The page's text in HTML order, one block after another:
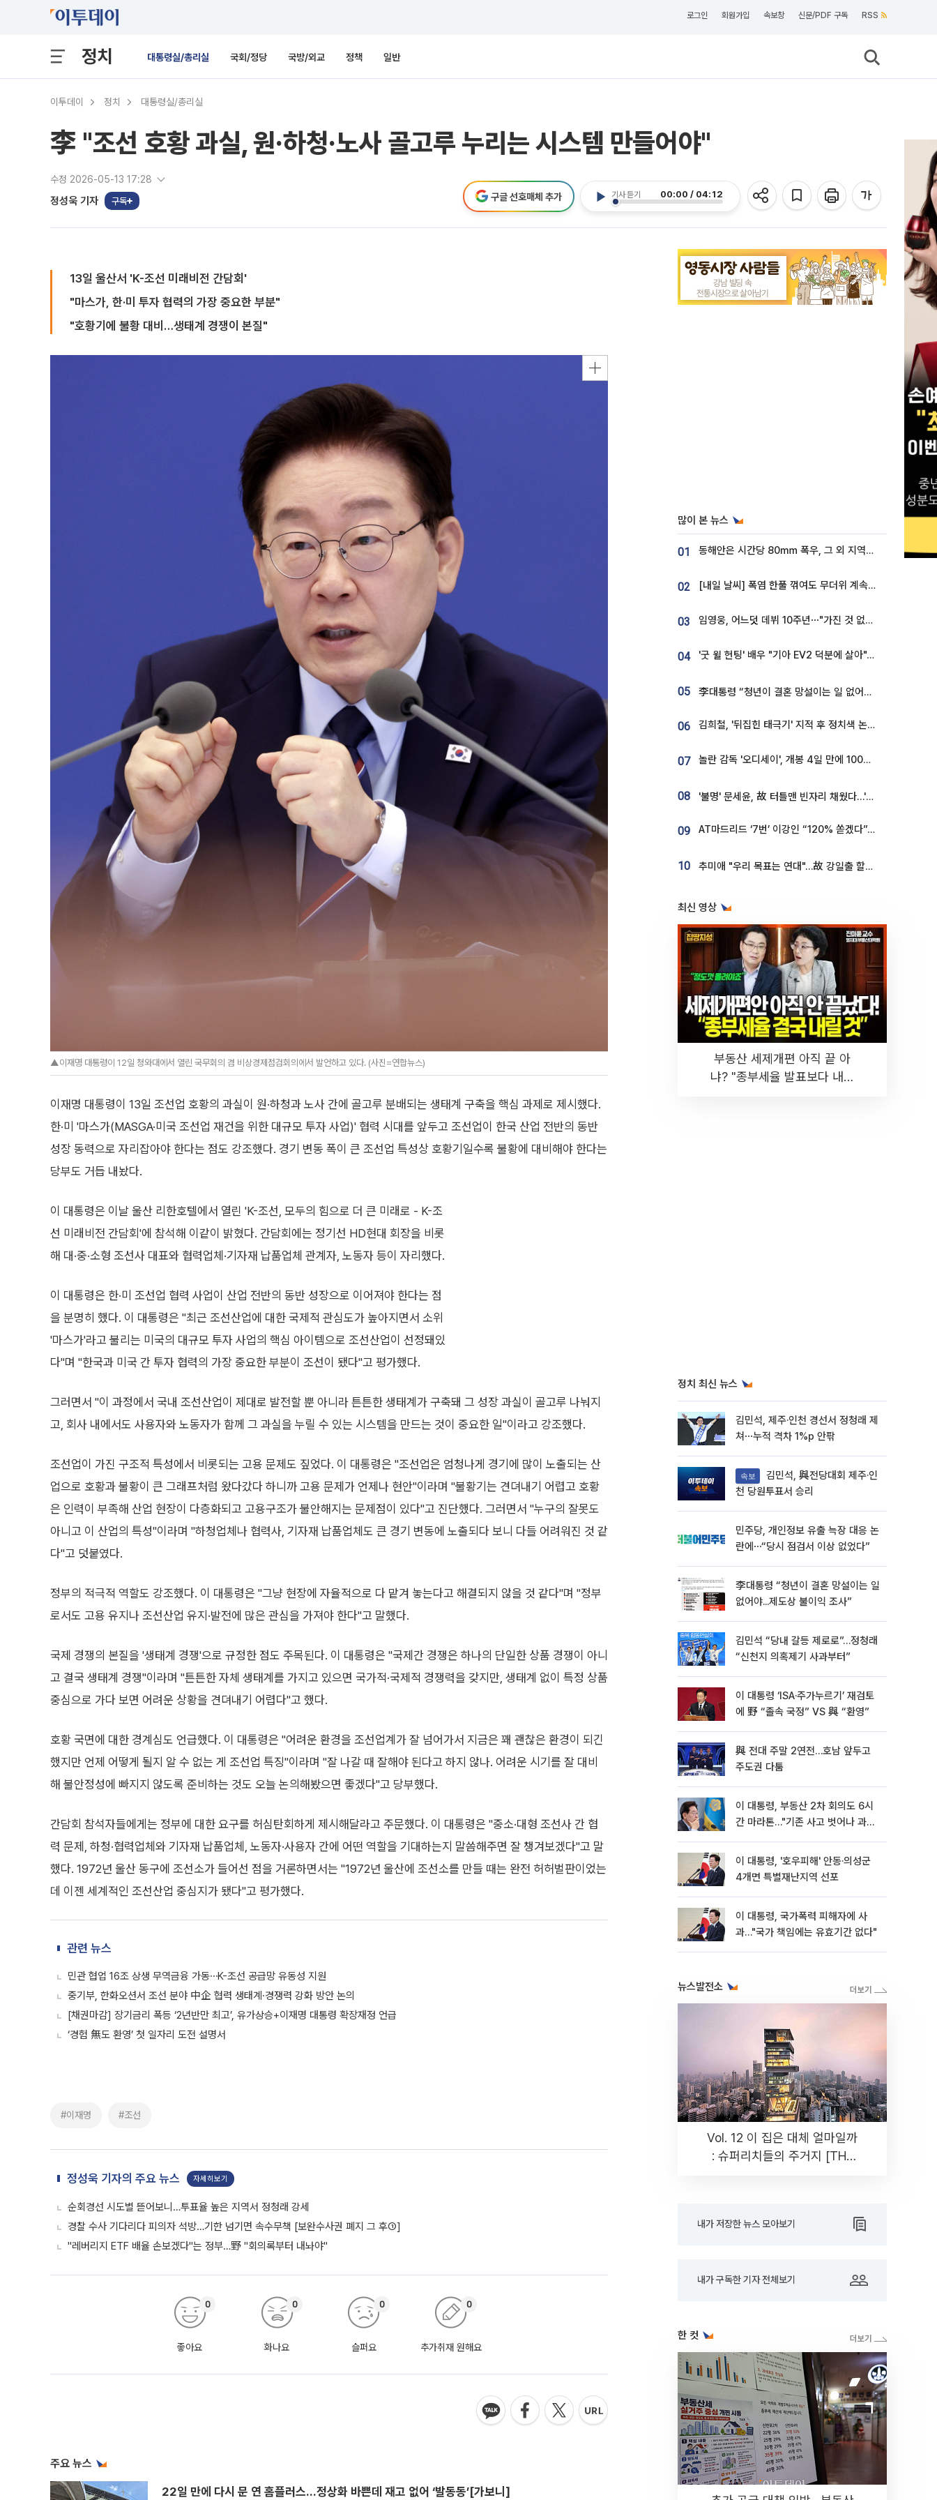
로그인 회원가입 속보창 신문/PDF 구독 RSS
정치 대통령실/총리실 국회/정당 국방/외교 정책 일반
이투데이 정치 대통령실/총리실
李 "조선 호황 과실, 원·하청·노사 골고루 누리는 시스템 만들어야"
수정 2026-05-13 17:28
정성욱 기자 구독
기사 듣기 00:00 / 04:12
구글 선호매체 추가
13일 울산서 'K-조선 미래비전 간담회'
"마스가, 한·미 투자 협력의 가장 중요한 부분"
"호황기에 불황 대비…생태계 경쟁이 본질"
▲이재명 대통령이 12일 청와대에서 열린 국무회의 겸 비상경제점검회의에서 발언하고 있다. (사진=연합뉴스)
이재명 대통령이 13일 조선업 호황의 과실이 원·하청과 노사 간에 골고루 분배되는 생태계 구축을 핵심 과제로 제시했다.
한·미 '마스가(MASGA·미국 조선업 재건을 위한 대규모 투자 사업)' 협력 시대를 앞두고 조선업이 한국 산업 전반의 동반
성장 동력으로 자리잡아야 한다는 점도 강조했다. 경기 변동 폭이 큰 조선업 특성상 호황기일수록 불황에 대비해야 한다는
당부도 거듭 내놨다.
이 대통령은 이날 울산 리한호텔에서 열린 'K-조선, 모두의 힘으로 더 큰 미래로 - K-조
선 미래비전 간담회'에 참석해 이같이 밝혔다. 간담회에는 정기선 HD현대 회장을 비롯
해 대·중·소형 조선사 대표와 협력업체·기자재 납품업체 관계자, 노동자 등이 자리했다.
이 대통령은 한·미 조선업 협력 사업이 산업 전반의 동반 성장으로 이어져야 한다는 점
을 분명히 했다. 이 대통령은 "최근 조선산업에 대한 국제적 관심도가 높아지면서 소위
'마스가'라고 불리는 미국의 대규모 투자 사업의 핵심 아이템으로 조선산업이 선정돼있
다"며 "한국과 미국 간 투자 협력의 가장 중요한 부분이 조선이 됐다"고 평가했다.
그러면서 "이 과정에서 국내 조선산업이 제대로 발전할 뿐 아니라 튼튼한 생태계가 구축돼 그 성장 과실이 골고루 나눠지
고, 회사 내에서도 사용자와 노동자가 함께 그 과실을 누릴 수 있는 시스템을 만드는 것이 중요한 일"이라고 강조했다.
조선업이 가진 구조적 특성에서 비롯되는 고용 문제도 짚었다. 이 대통령은 "조선업은 엄청나게 경기에 많이 노출되는 산
업으로 호황과 불황이 큰 그래프처럼 왔다갔다 하니까 고용 문제가 언제나 현안"이라며 "불황기는 견뎌내기 어렵고 호황
은 인력이 부족해 산업 현장이 다층화되고 고용구조가 불안해지는 문제점이 있다"고 진단했다. 그러면서 "누구의 잘못도
아니고 이 산업의 특성"이라며 "하청업체나 협력사, 기자재 납품업체도 큰 경기 변동에 노출되다 보니 다들 어려워진 것 같
다"고 덧붙였다.
정부의 적극적 역할도 강조했다. 이 대통령은 "그냥 현장에 자율적으로 다 맡겨 놓는다고 해결되지 않을 것 같다"며 "정부
로서도 고용 유지나 조선산업 유지·발전에 많은 관심을 가져야 한다"고 말했다.
국제 경쟁의 본질을 '생태계 경쟁'으로 규정한 점도 주목된다. 이 대통령은 "국제간 경쟁은 하나의 단일한 상품 경쟁이 아니
고 결국 생태계 경쟁"이라며 "튼튼한 자체 생태계를 가지고 있으면 국가적·국제적 경쟁력을 갖지만, 생태계 없이 특정 상품
중심으로 가다 보면 어려운 상황을 견뎌내기 어렵다"고 했다.
호황 국면에 대한 경계심도 언급했다. 이 대통령은 "어려운 환경을 조선업계가 잘 넘어가서 지금은 꽤 괜찮은 환경이 되긴
했지만 언제 어떻게 될지 알 수 없는 게 조선업 특징"이라며 "잘 나갈 때 잘해야 된다고 하지 않나. 어려운 시기를 잘 대비
해 불안정성에 빠지지 않도록 준비하는 것도 오늘 논의해봤으면 좋겠다"고 당부했다.
간담회 참석자들에게는 정부에 대한 요구를 허심탄회하게 제시해달라고 주문했다. 이 대통령은 "중소·대형 조선사 간 협
력 문제, 하청·협력업체와 기자재 납품업체, 노동자·사용자 간에 어떤 역할을 기대하는지 말씀해주면 잘 챙겨보겠다"고 말
했다. 1972년 울산 동구에 조선소가 들어선 점을 거론하면서는 "1972년 울산에 조선소를 만들 때는 완전 허허벌판이었는
데 이젠 세계적인 조선산업 중심지가 됐다"고 평가했다.
관련 뉴스
민관 협업 16조 상생 무역금융 가동⋯K-조선 공급망 유동성 지원
중기부, 한화오션서 조선 분야 中企 협력 생태계·경쟁력 강화 방안 논의
[채권마감] 장기금리 폭등 ‘2년반만 최고’, 유가상승+이재명 대통령 확장재정 언급
‘경험 無도 환영’ 첫 일자리 도전 설명서
#이재명 #조선
정성욱 기자의 주요 뉴스 자세히보기
순회경선 시도별 뜯어보니…투표율 높은 지역서 정청래 강세
경찰 수사 기다리다 피의자 석방…기한 넘기면 속수무책 [보완수사권 폐지 그 후①]
"레버리지 ETF 배율 손보겠다"는 정부…野 "회의록부터 내놔야"
좋아요
0
화나요
0
슬퍼요
0
추가취재 원해요
0
주요 뉴스
22일 만에 다시 문 연 홈플러스…정상화 바쁜데 재고 없어 ‘발동동’[가보니]
많이 본 뉴스
01 동해안은 시간당 80㎜ 폭우, 그 외 지역은 폭염…‘극과 극 날씨’
02 [내일 날씨] 폭염 한풀 꺾여도 무더위 계속⋯동해안 이틀 연속 비
03 임영웅, 어느덧 데뷔 10주년⋯"가진 것 없던 시절, 내 앞엔 20명의 팬뿐"
04 '굿 윌 헌팅' 배우 "기아 EV2 덕분에 살아"…교통사고 후 안전성 극찬
05 李대통령 “청년이 결혼 망설이는 일 없어야...제도상 불이익 조사”
06 김희철, '뒤집힌 태극기' 지적 후 정치색 논란…"좌우 떠나 우리나라 국기"
07 놀란 감독 '오디세이', 개봉 4일 만에 100만 돌파⋯'왕사남' 보다 빠르다
08 '불명' 문세윤, 故 터틀맨 빈자리 채웠다…'거북이' 눈물의 최종 우승
09 AT마드리드 ‘7번’ 이강인 “120% 쏟겠다”⋯시메오네 감독 “필요한 선수”
10 추미애 "우리 목표는 연대"…故 강일출 할머니 흉상 제막
최신 영상
부동산 세제개편 아직 끝 아
냐? "종부세율 발표보다 내릴
정치 최신 뉴스
김민석, 제주·인천 경선서 정청래 제
쳐⋯누적 격차 1%p 안팎
속보
천 당원투표서 승리
민주당, 개인정보 유출 늑장 대응 논
란에⋯“당시 점검서 이상 없었다”
李대통령 “청년이 결혼 망설이는 일
없어야...제도상 불이익 조사”
김민석 “당내 갈등 제로로”…정청래
“신천지 의혹제기 사과부터”
이 대통령 ‘ISA·주가누르기’ 재검토
에 野 “졸속 국정” VS 與 “환영”
與 전대 주말 2연전…호남 앞두고
주도권 다툼
이 대통령, 부동산 2차 회의도 6시
간 마라톤…"기존 사고 벗어나 과감
이 대통령, '호우피해' 안동·의성군
4개면 특별재난지역 선포
이 대통령, 국가폭력 피해자에 사
과…"국가 책임에는 유효기간 없다"
뉴스발전소
Vol. 12 이 집은 대체 얼마일까
: 슈퍼리치들의 주거지 [THE
내가 저장한 뉴스 모아보기
내가 구독한 기자 전체보기
한 컷